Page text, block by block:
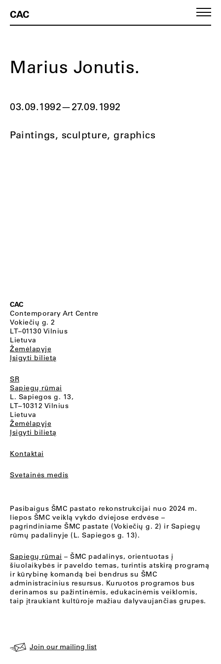
CAC
Marius Jonutis.
03.09.1992—27.09.1992
Paintings, sculpture, graphics
CAC
Contemporary Art Centre
Vokiečių g. 2
LT–01130 Vilnius
Lietuva
Žemėlapyje
Įsigyti bilietą
SR
Sapiegų rūmai
L. Sapiegos g. 13,
LT–10312 Vilnius
Lietuva
Žemėlapyje
Įsigyti bilietą
Kontaktai
Svetainės medis
Pasibaigus ŠMC pastato rekonstrukcijai nuo 2024 m.
liepos ŠMC veiklą vykdo dviejose erdvėse –
pagrindiniame ŠMC pastate (Vokiečių g. 2) ir Sapiegų
rūmų padalinyje (L. Sapiegos g. 13).
Sapiegų rūmai – ŠMC padalinys, orientuotas į
šiuolaikybės ir paveldo temas, turintis atskirą programą
ir kūrybinę komandą bei bendrus su ŠMC
administracinius resursus. Kuruotos programos bus
derinamos su pažintinėmis, edukacinėmis veiklomis,
taip įtraukiant kultūroje mažiau dalyvaujančias grupes.
Join our mailing list